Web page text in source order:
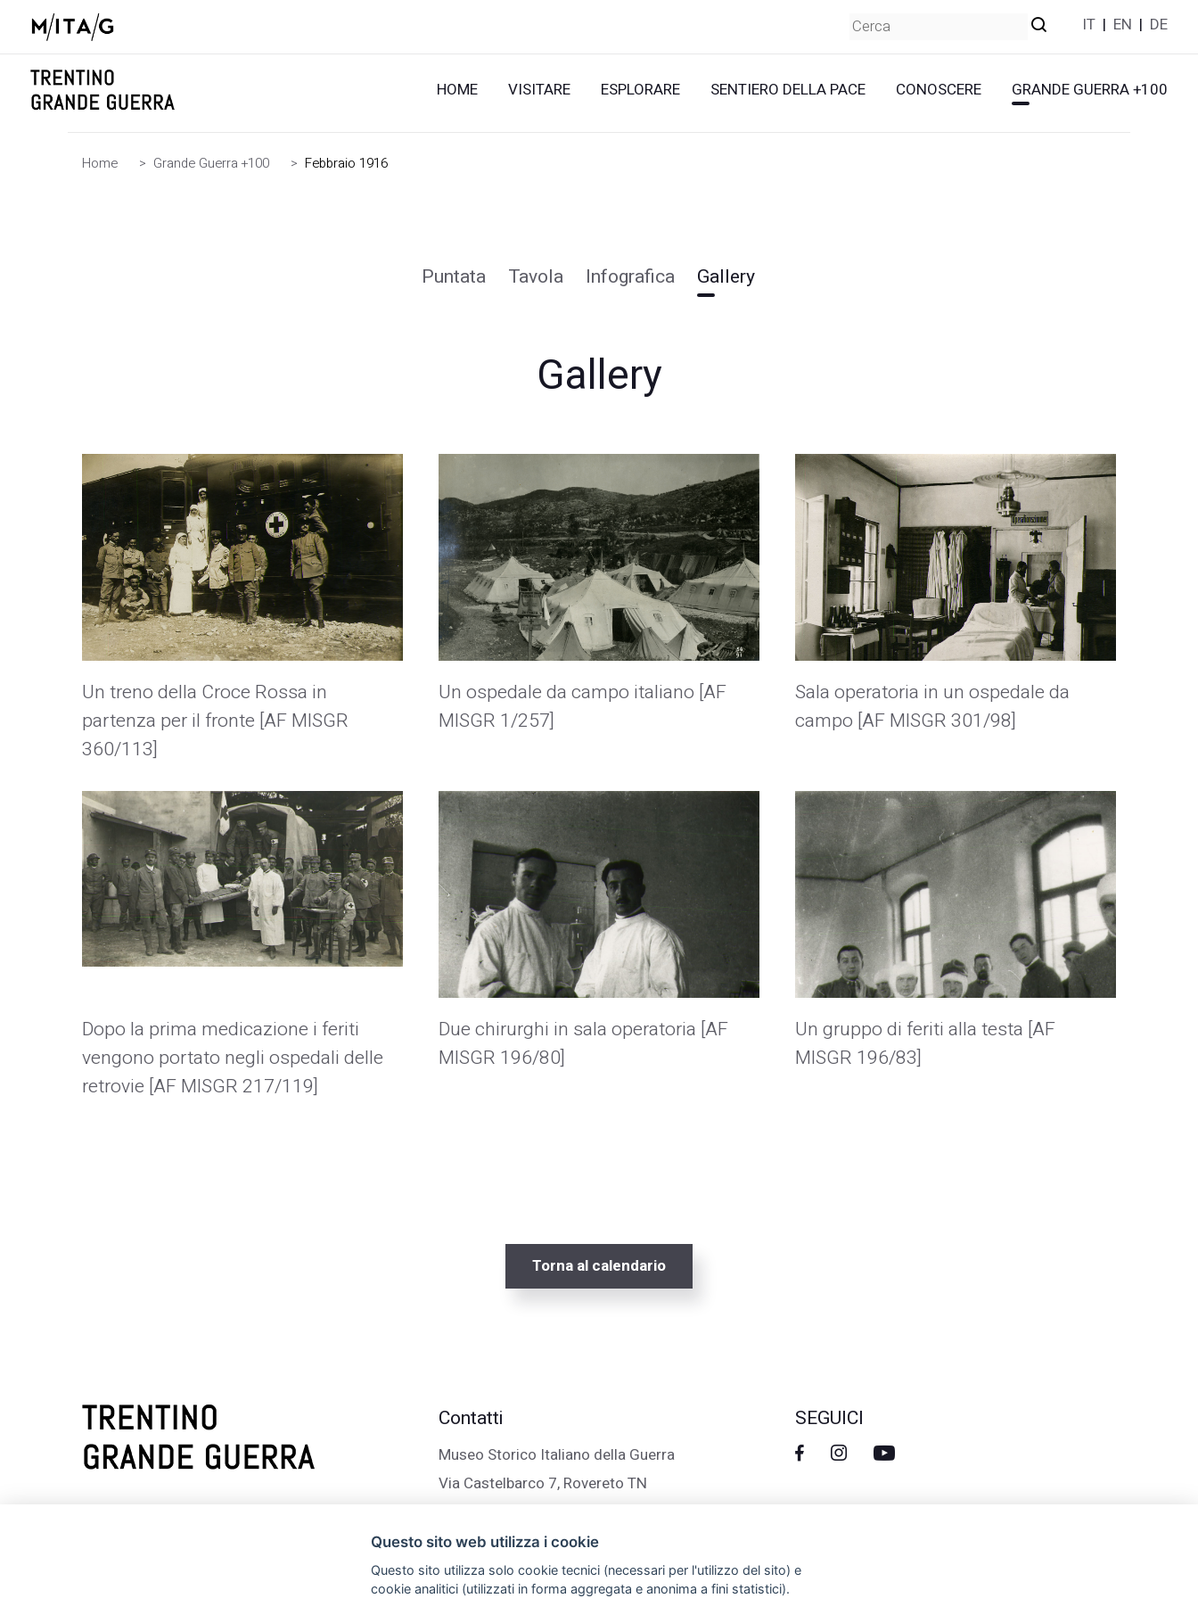
IT | EN | DE
HOME VISITARE ESPLORARE SENTIERO DELLA PACE CONOSCERE GRANDE GUERRA +100
Home > Grande Guerra +100 > Febbraio 1916
Puntata Tavola Infografica Gallery
Gallery
Un treno della Croce Rossa in
partenza per il fronte [AF MISGR
360/113]
Un ospedale da campo italiano [AF
MISGR 1/257]
Sala operatoria in un ospedale da
campo [AF MISGR 301/98]
Dopo la prima medicazione i feriti
vengono portato negli ospedali delle
retrovie [AF MISGR 217/119]
Due chirurghi in sala operatoria [AF
MISGR 196/80]
Un gruppo di feriti alla testa [AF
MISGR 196/83]
Torna al calendario
Contatti
Museo Storico Italiano della Guerra
Via Castelbarco 7, Rovereto TN
info@trentinograndeguerra.it
SEGUICI
Questo sito web utilizza i cookie
Questo sito utilizza solo cookie tecnici (necessari per l'utilizzo del sito) e
cookie analitici (utilizzati in forma aggregata e anonima a fini statistici).